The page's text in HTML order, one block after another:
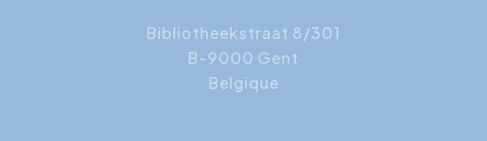
Bibliotheekstraat 8/301
B-9000 Gent
Belgique